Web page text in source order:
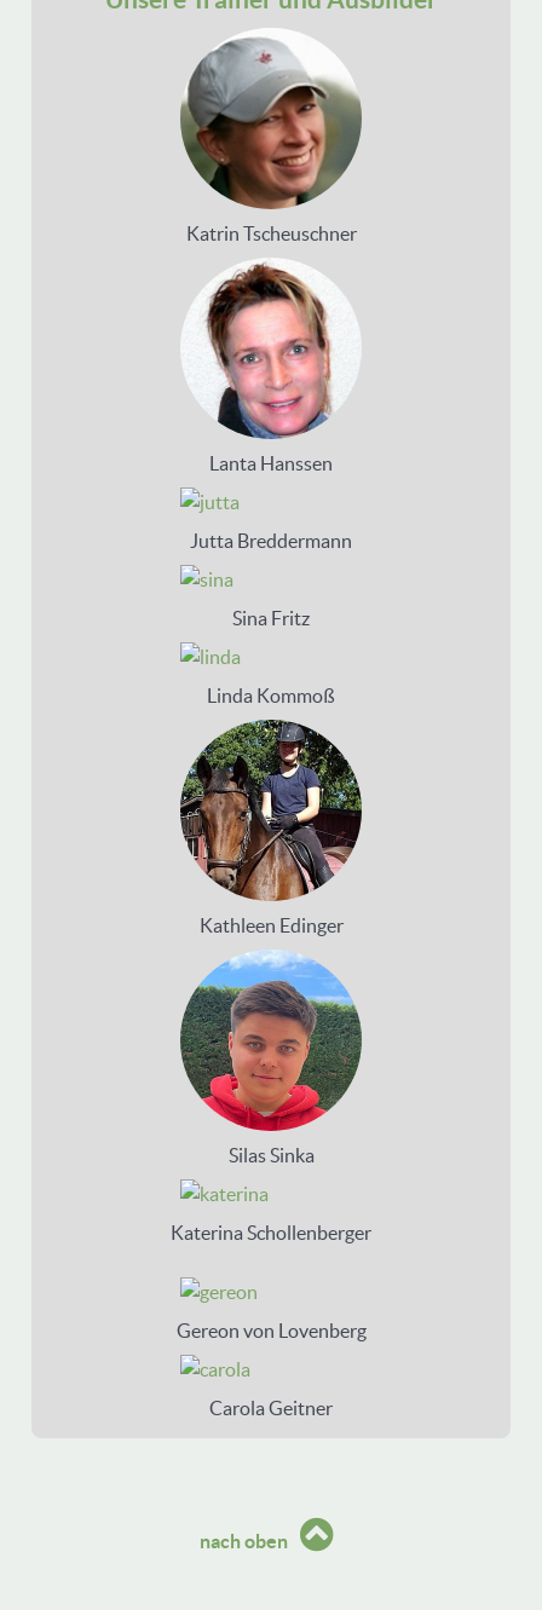
Katrin Tscheuschner
Lanta Hanssen
Jutta Breddermann
Sina Fritz
Linda Kommoß
Kathleen Edinger
Silas Sinka
Katerina Schollenberger
Gereon von Lovenberg
Carola Geitner
nach oben